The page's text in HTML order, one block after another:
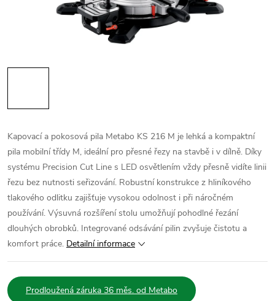
Kapovací a pokosová pila Metabo KS 216 M je lehká a kompaktní
pila mobilní třídy M, ideální pro přesné řezy na stavbě i v dílně. Díky
systému Precision Cut Line s LED osvětlením vždy přesně vidíte linii
řezu bez nutnosti seřizování. Robustní konstrukce z hliníkového
tlakového odlitku zajišťuje vysokou odolnost i při náročném
používání. Výsuvná rozšíření stolu umožňují pohodlné řezání
dlouhých obrobků. Integrované odsávání pilin zvyšuje čistotu a
komfort práce. Detailní informace
Prodloužená záruka 36 měs. od Metabo